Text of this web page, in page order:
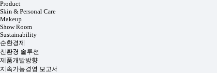
Product
Skin & Personal Care
Makeup
Show Room
Sustainability
순환경제
친환경 솔루션
제품개발방향
지속가능경영 보고서